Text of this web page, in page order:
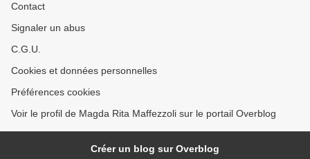
Contact
Signaler un abus
C.G.U.
Cookies et données personnelles
Préférences cookies
Voir le profil de Magda Rita Maffezzoli sur le portail Overblog
Créer un blog sur Overblog